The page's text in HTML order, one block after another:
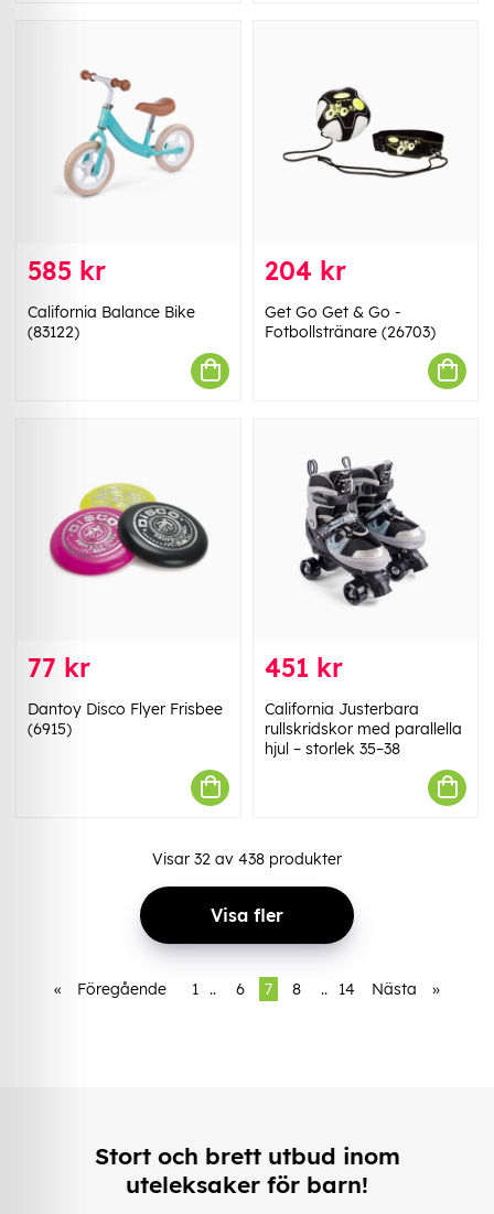
585 kr
California Balance Bike
(83122)
204 kr
Get Go Get & Go -
Fotbollstränare (26703)
77 kr
Dantoy Disco Flyer Frisbee
(6915)
451 kr
California Justerbara
rullskridskor med parallella
hjul – storlek 35–38
Visar 32 av 438 produkter
Visa fler
« Föregående 1 .. 6 7 8 .. 14 Nästa »
Stort och brett utbud inom
uteleksaker för barn!